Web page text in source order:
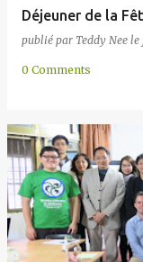
Déjeuner de la
publié par Teddy Nee le
0 Comments